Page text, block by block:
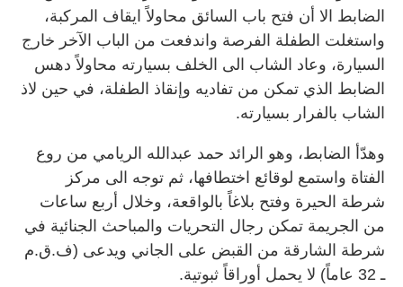
الضابط الا أن فتح باب السائق محاولاً ايقاف المركبة،
واستغلت الطفلة الفرصة واندفعت من الباب الآخر خارج
السيارة، وعاد الشاب الى الخلف بسيارته محاولاً دهس
الضابط الذي تمكن من تفاديه وإنقاذ الطفلة، في حين لاذ
الشاب بالفرار بسيارته.
وهدّأ الضابط، وهو الرائد حمد عبدالله الريامي من روع
الفتاة واستمع لوقائع اختطافها، ثم توجه الى مركز
شرطة الحيرة وفتح بلاغاً بالواقعة، وخلال أربع ساعات
من الجريمة تمكن رجال التحريات والمباحث الجنائية في
شرطة الشارقة من القبض على الجاني ويدعى (ف.ق.م
ـ 32 عاماً) لا يحمل أوراقاً ثبوتية.